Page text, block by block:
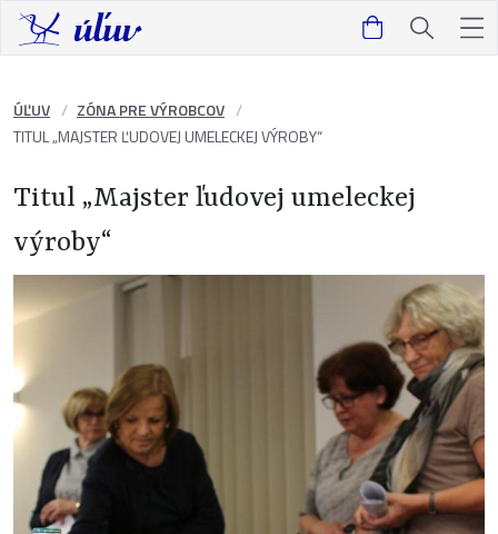
ÚĽUV
ZÓNA PRE VÝROBCOV
TITUL „MAJSTER ĽUDOVEJ UMELECKEJ VÝROBY“
Titul „Majster ľudovej umeleckej
výroby“